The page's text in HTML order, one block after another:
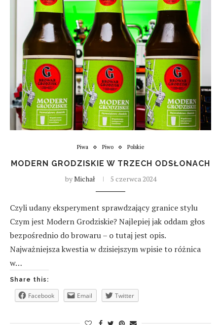
Piwa Piwo Polskie
MODERN GRODZISKIE W TRZECH ODSŁONACH
byMichał 5 czerwca 2024
Czyli udany eksperyment sprawdzający granice stylu
Czym jest Modern Grodziskie? Najlepiej jak oddam głos
bezpośrednio do browaru – o tutaj jest opis.
Najważniejsza kwestia w dzisiejszym wpisie to różnica
w…
Share this:
Facebook Email Twitter